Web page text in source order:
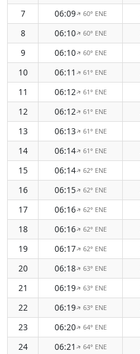
7
06:09↑ 60° ENE
8
06:10↑ 60° ENE
9
06:10↑ 60° ENE
10
06:11 ↑ 61° ENE
11
06:12↑ 61° ENE
12
06:12↑ 61° ENE
13
06:13↑ 61° ENE
14
06:14↑ 61° ENE
15
06:14↑ 62° ENE
16
06:15↑ 62° ENE
17
06:16↑ 62° ENE
18
06:16↑ 62° ENE
19
06:17↑ 62° ENE
20
06:18↑ 63° ENE
21
06:19↑ 63° ENE
22
06:19↑ 63° ENE
23
06:20↑ 64° ENE
24
06:21 ↑ 64° ENE